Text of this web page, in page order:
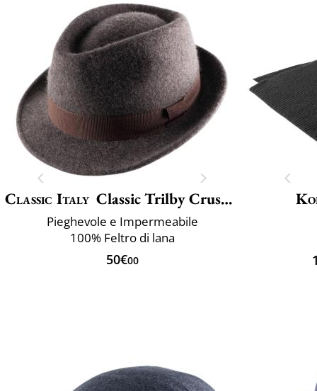
Classic Italy Classic Trilby Crushable
Pieghevole e Impermeabile
100% Feltro di lana
50€00